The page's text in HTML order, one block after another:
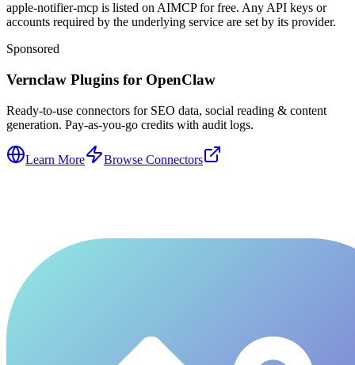
apple-notifier-mcp is listed on AIMCP for free. Any API keys or
accounts required by the underlying service are set by its provider.
Sponsored
Vernclaw Plugins for OpenClaw
Ready-to-use connectors for SEO data, social reading & content
generation. Pay-as-you-go credits with audit logs.
Learn More Browse Connectors